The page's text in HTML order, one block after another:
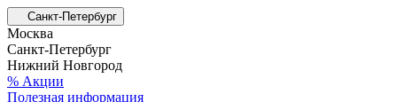
Санкт-Петербург
Москва
Санкт-Петербург
Нижний Новгород
% Акции
Полезная информация